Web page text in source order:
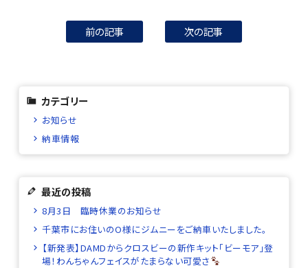
前の記事 次の記事
カテゴリー
お知らせ
納車情報
最近の投稿
8月3日 臨時休業のお知らせ
千葉市にお住いのO様にジムニーをご納車いたしました。
【新発表】DAMDからクロスビーの新作キット「ビーモア」登
場！わんちゃんフェイスがたまらない可愛さ